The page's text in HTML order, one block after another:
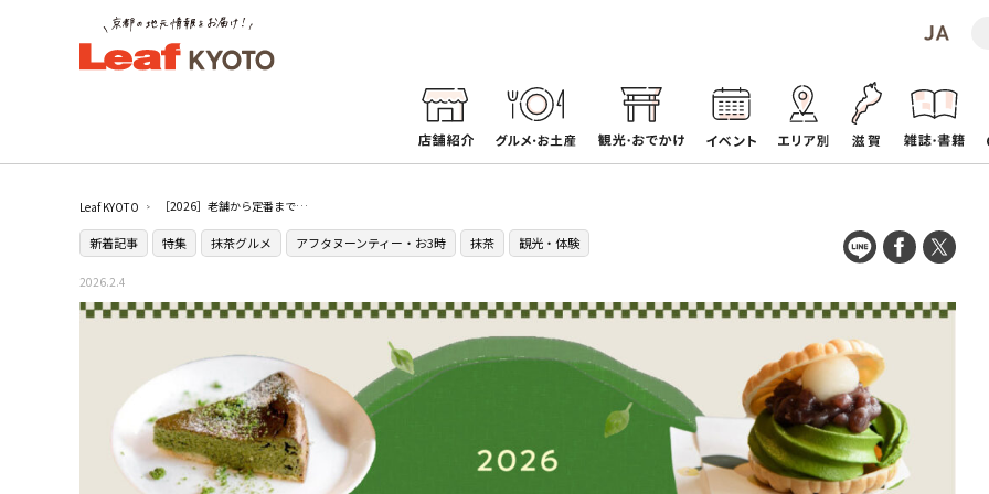
Leaf KYOTO ［2026］老舗から定番まで！京都のおすすめ抹茶スイーツ21選
新着記事 特集 抹茶グルメ アフタヌーンティー・お3時 抹茶 観光・体験
2026.2.4